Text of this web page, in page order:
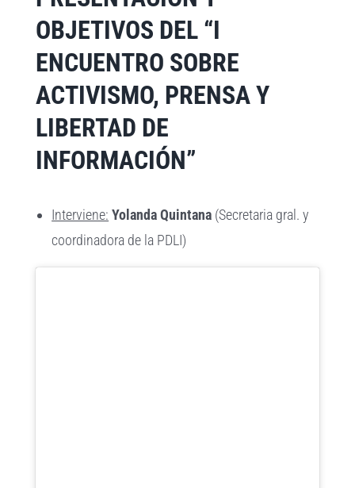
OBJETIVOS DEL “I
ENCUENTRO SOBRE
ACTIVISMO, PRENSA Y
LIBERTAD DE
INFORMACIÓN”
Interviene: Yolanda Quintana (Secretaria gral. y
coordinadora de la PDLI)